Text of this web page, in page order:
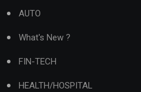
AUTO
What's New ?
FIN-TECH
HEALTH/HOSPITAL